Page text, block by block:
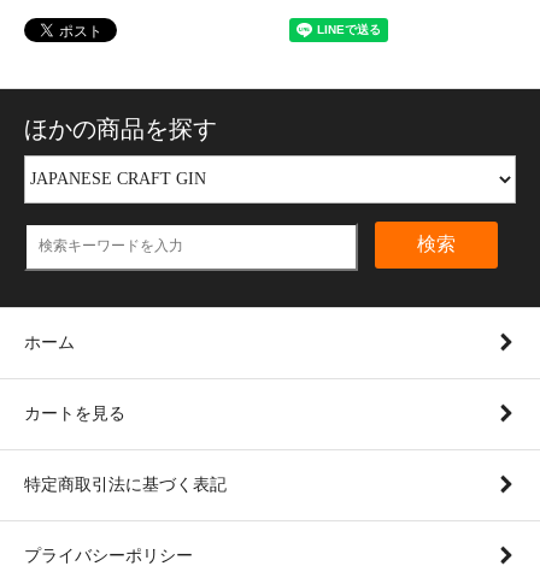
ほかの商品を探す
検索
ホーム
カートを見る
特定商取引法に基づく表記
プライバシーポリシー